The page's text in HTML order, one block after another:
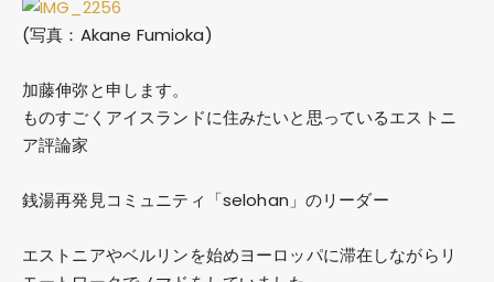
(写真：Akane Fumioka)
加藤伸弥と申します。
ものすごくアイスランドに住みたいと思っているエストニ
ア評論家
銭湯再発見コミュニティ「selohan」のリーダー
エストニアやベルリンを始めヨーロッパに滞在しながらリ